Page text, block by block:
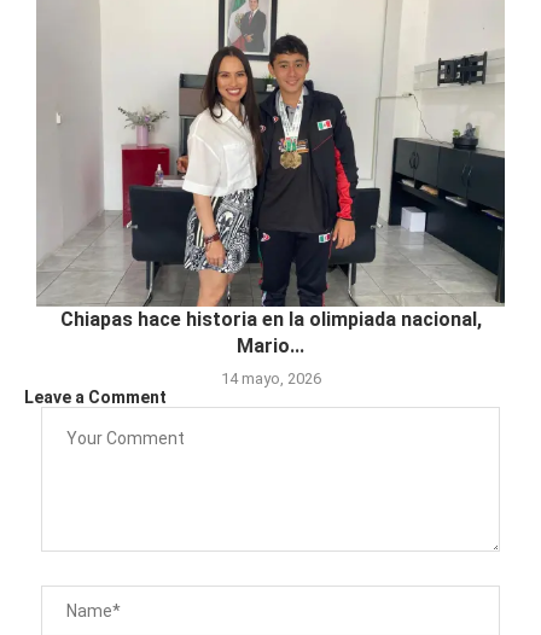
Chiapas hace historia en la olimpiada nacional,
Mario...
14 mayo, 2026
Leave a Comment